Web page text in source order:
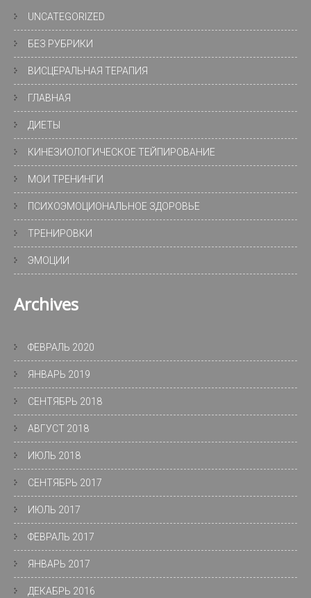
UNCATEGORIZED
БЕЗ РУБРИКИ
ВИСЦЕРАЛЬНАЯ ТЕРАПИЯ
ГЛАВНАЯ
ДИЕТЫ
КИНЕЗИОЛОГИЧЕСКОЕ ТЕЙПИРОВАНИЕ
МОИ ТРЕНИНГИ
ПСИХОЭМОЦИОНАЛЬНОЕ ЗДОРОВЬЕ
ТРЕНИРОВКИ
ЭМОЦИИ
Archives
ФЕВРАЛЬ 2020
ЯНВАРЬ 2019
СЕНТЯБРЬ 2018
АВГУСТ 2018
ИЮЛЬ 2018
СЕНТЯБРЬ 2017
ИЮЛЬ 2017
ФЕВРАЛЬ 2017
ЯНВАРЬ 2017
ДЕКАБРЬ 2016